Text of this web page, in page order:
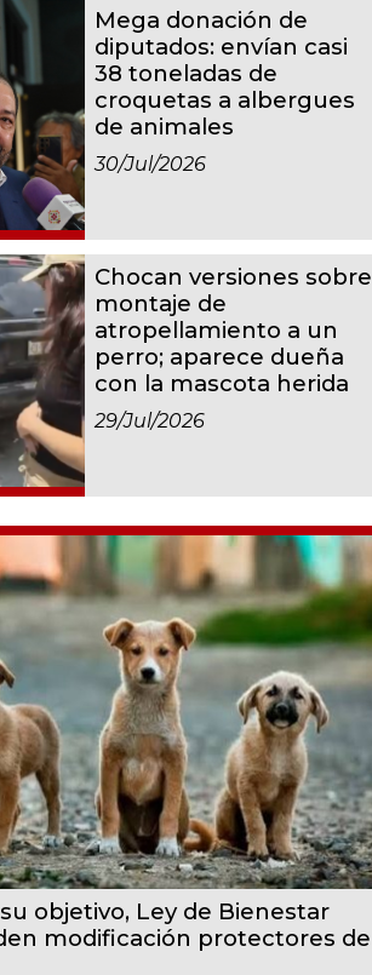
Mega donación de
diputados: envían casi
38 toneladas de
croquetas a albergues
de animales
30/jul/2026
Chocan versiones sobre
montaje de
atropellamiento a un
perro; aparece dueña
con la mascota herida
29/jul/2026
objetivo, Ley de Bienestar
modificación protectores de